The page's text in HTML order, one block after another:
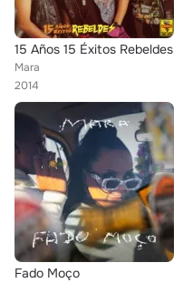
15 Años 15 Éxitos Rebeldes
Mara
2014
Fado Moço